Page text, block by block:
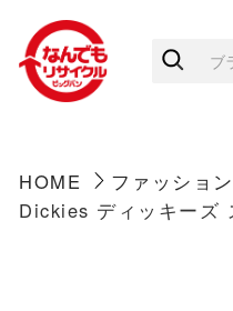
HOME ファッション
Dickies ディッキーズ